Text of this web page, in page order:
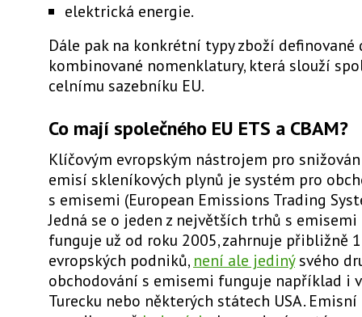
elektrická energie.
Dále pak na konkrétní typy zboží definované
kombinované nomenklatury, která slouží
celnímu sazebníku EU.
Co mají společného EU ETS a CBAM?
Klíčovým evropským nástrojem pro
emisí skleníkových plynů je systém pro
s emisemi (European Emissions Trading
Jedná se o jeden z největších trhů s emisemi
funguje už od roku 2005, zahrnuje přibližně
evropských podniků, není ale jedinýsvého
obchodování s emisemi funguje například i
Turecku nebo některých státech USA.